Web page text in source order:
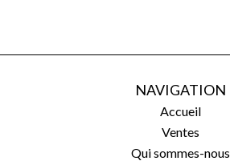
NAVIGATION
Accueil
Ventes
Qui sommes-nous